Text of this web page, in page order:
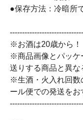
●保存方法：冷暗所
※お酒は20歳から！
※商品画像とパッケ
送りする商品と異な
※生酒・火入れ回数
ール便での発送をお